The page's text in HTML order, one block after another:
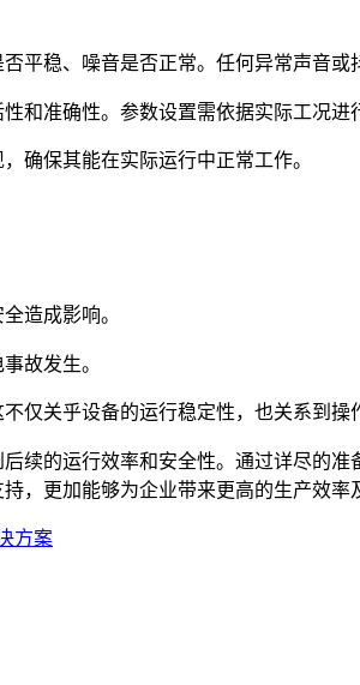
平稳、噪音是否正常。任何异常声音或
和准确性。参数设置需依据实际工况进
确保其能在实际运行中正常工作。
造成影响。
故发生。
仅关乎设备的运行稳定性，也关系到操
续的运行效率和安全性。通过详尽的
，更加能够为企业带来更高的生产效率
方案